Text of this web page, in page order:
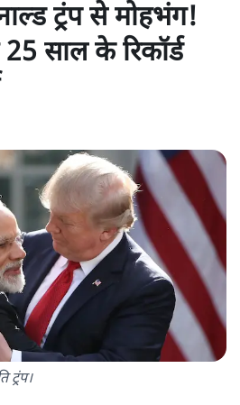
ट्रंप से मोहभंग!
साल के रिकॉर्ड
ट्रंप।